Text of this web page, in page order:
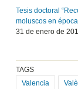
Tesis doctoral
moluscos en
31 de enero de
TAGS
Valencia